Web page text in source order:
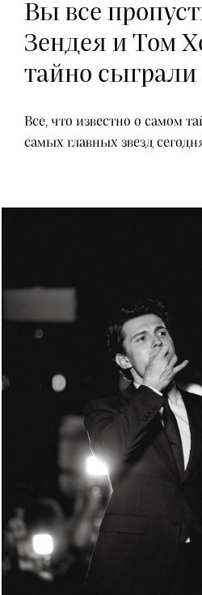
Вы все
Зендея и Том
тайно сыграли
Все, что известно о самом
самых главных звезд